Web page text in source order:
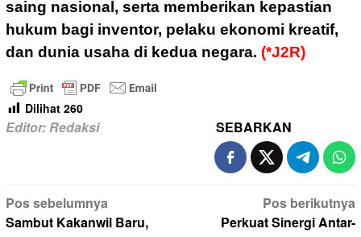
saing nasional, serta memberikan kepastian
hukum bagi inventor, pelaku ekonomi kreatif,
dan dunia usaha di kedua negara. (*J2R)
Dilihat 260
Editor: Redaksi SEBARKAN
Navigasi
pos
Pos sebelumnya
Sambut Kakanwil Baru,
Pos berikutnya
Perkuat Sinergi Antar-